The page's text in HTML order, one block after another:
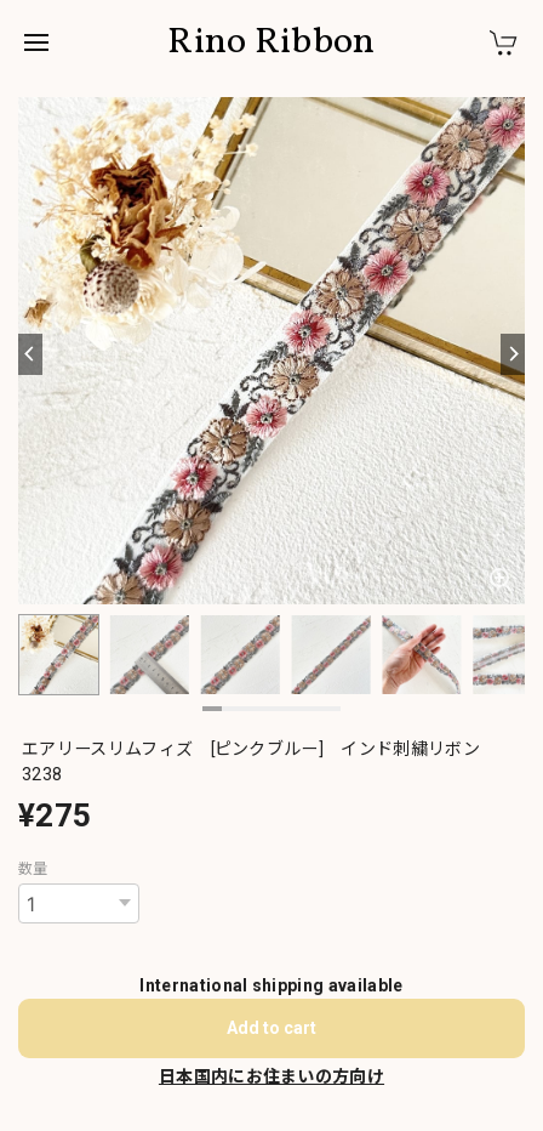
Rino Ribbon
エアリースリムフィズ [ピンクブルー] インド刺繍リボン
3238
¥275
数量
International shipping available
Add to cart
日本国内にお住まいの方向け